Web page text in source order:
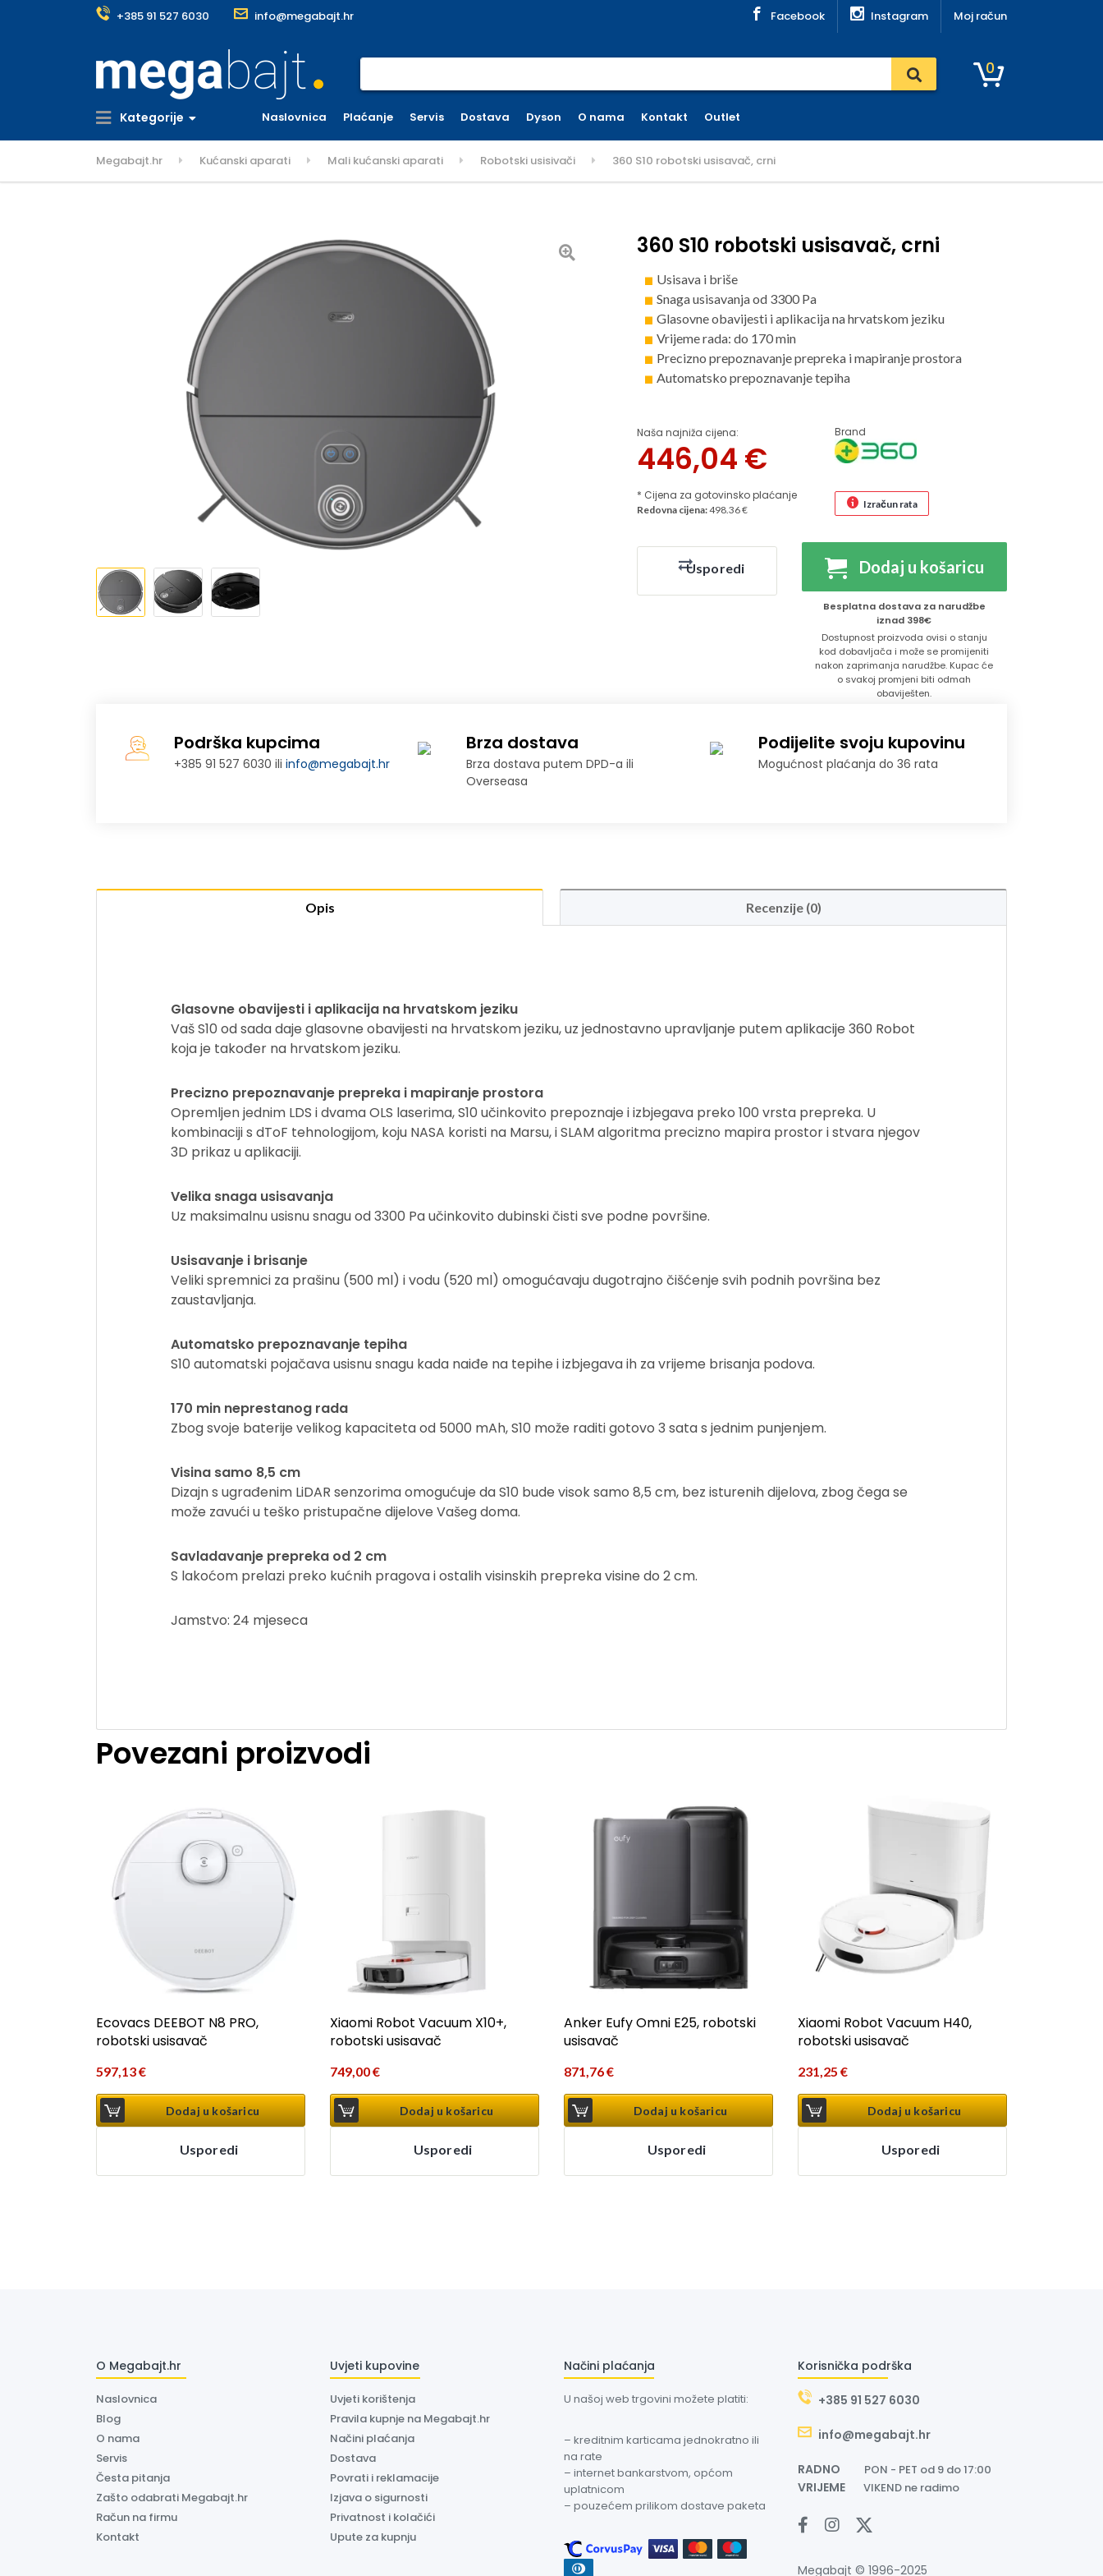
+385 91 527 6030 info@megabajt.hr Facebook Instagram Moj račun
0
Kategorije Naslovnica Plaćanje Servis Dostava Dyson O nama Kontakt Outlet
Megabajt.hr Kućanski aparati Mali kućanski aparati Robotski usisivači 360 S10 robotski usisavač, crni
360 S10 robotski usisavač, crni
Usisava i briše
Snaga usisavanja od 3300 Pa
Glasovne obavijesti i aplikacija na hrvatskom jeziku
Vrijeme rada: do 170 min
Precizno prepoznavanje prepreka i mapiranje prostora
Automatsko prepoznavanje tepiha
Naša najniža cijena:
446,04 €
* Cijena za gotovinsko plaćanje
Brand
Redovna cijena:498.36 € Izračun rata
Usporedi Dodaj u košaricu
Besplatna dostava za narudžbe
iznad 398€
Dostupnost proizvoda ovisi o stanju
kod dobavljača i može se promijeniti
nakon zaprimanja narudžbe. Kupac će
o svakoj promjeni biti odmah
obaviješten.
Podrška kupcima
+385 91 527 6030 iliinfo@megabajt.hr
Brza dostava
Brza dostava putem DPD-a ili
Overseasa
Podijelite svoju kupovinu
Mogućnost plaćanja do 36 rata
Opis Recenzije (0)
Glasovne obavijesti i aplikacija na hrvatskom jeziku
Vaš S10 od sada daje glasovne obavijesti na hrvatskom jeziku, uz jednostavno upravljanje putem aplikacije 360 Robot
koja je također na hrvatskom jeziku.
Precizno prepoznavanje prepreka i mapiranje prostora
Opremljen jednim LDS i dvama OLS laserima, S10 učinkovito prepoznaje i izbjegava preko 100 vrsta prepreka. U
kombinaciji s dToF tehnologijom, koju NASA koristi na Marsu, i SLAM algoritma precizno mapira prostor i stvara njegov
3D prikaz u aplikaciji.
Velika snaga usisavanja
Uz maksimalnu usisnu snagu od 3300 Pa učinkovito dubinski čisti sve podne površine.
Usisavanje i brisanje
Veliki spremnici za prašinu (500 ml) i vodu (520 ml) omogućavaju dugotrajno čišćenje svih podnih površina bez
zaustavljanja.
Automatsko prepoznavanje tepiha
S10 automatski pojačava usisnu snagu kada naiđe na tepihe i izbjegava ih za vrijeme brisanja podova.
170 min neprestanog rada
Zbog svoje baterije velikog kapaciteta od 5000 mAh, S10 može raditi gotovo 3 sata s jednim punjenjem.
Visina samo 8,5 cm
Dizajn s ugrađenim LiDAR senzorima omogućuje da S10 bude visok samo 8,5 cm, bez isturenih dijelova, zbog čega se
može zavući u teško pristupačne dijelove Vašeg doma.
Savladavanje prepreka od 2 cm
S lakoćom prelazi preko kućnih pragova i ostalih visinskih prepreka visine do 2 cm.
Jamstvo: 24 mjeseca
Povezani proizvodi
Ecovacs DEEBOT N8 PRO,
robotski usisavač
597,13€
Dodaj u košaricu
Usporedi
Xiaomi Robot Vacuum X10+,
robotski usisavač
749,00€
Dodaj u košaricu
Usporedi
Anker Eufy Omni E25, robotski
usisavač
871,76€
Dodaj u košaricu
Usporedi
Xiaomi Robot Vacuum H40,
robotski usisavač
231,25 €
Dodaj u košaricu
Usporedi
O Megabajt.hr
Naslovnica
Blog
O nama
Servis
Česta pitanja
Zašto odabrati Megabajt.hr
Račun na firmu
Kontakt
Uvjeti kupovine
Uvjeti korištenja
Pravila kupnje na Megabajt.hr
Načini plaćanja
Dostava
Povrati i reklamacije
Izjava o sigurnosti
Privatnost i kolačići
Upute za kupnju
Načini plaćanja
U našoj web trgovini možete platiti:
– kreditnim karticama jednokratno ili
na rate
– internet bankarstvom, općom
uplatnicom
– pouzećem prilikom dostave paketa
Korisnička podrška
+385 91 527 6030
info@megabajt.hr
RADNO PON - PET od 9 do 17:00
VRIJEME VIKEND ne radimo
Megabajt © 1996-2025